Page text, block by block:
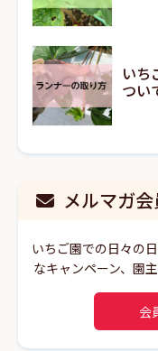
いち
つい
メルマガ
いちご園での日々の
なキャンペーン、園
会